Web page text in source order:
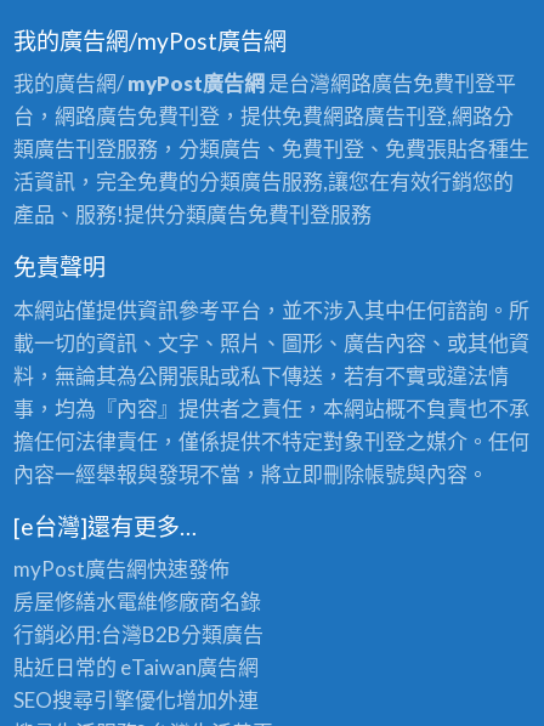
我的廣告網/myPost廣告網
我的廣告網/myPost廣告網 是台灣網路廣告免費刊登平
台，網路廣告免費刊登，提供免費網路廣告刊登,網路分
類廣告刊登服務，分類廣告、免費刊登、免費張貼各種生
活資訊，完全免費的分類廣告服務,讓您在有效行銷您的
產品、服務!提供分類廣告免費刊登服務
免責聲明
本網站僅提供資訊參考平台，並不涉入其中任何諮詢。所
載一切的資訊、文字、照片、圖形、廣告內容、或其他資
料，無論其為公開張貼或私下傳送，若有不實或違法情
事，均為『內容』提供者之責任，本網站概不負責也不承
擔任何法律責任，僅係提供不特定對象刊登之媒介。任何
內容一經舉報與發現不當，將立即刪除帳號與內容。
[e台灣]還有更多…
myPost廣告網快速發佈
房屋修繕水電維修廠商名錄
行銷必用:台灣B2B分類廣告
貼近日常的 eTaiwan廣告網
SEO搜尋引擎優化增加外連